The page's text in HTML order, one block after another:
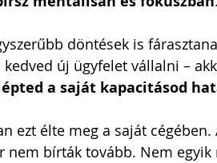
döntések is
új ügyfelet vállalni –
a saját kapacitásod
ezt élte meg a saját
nem bírták tovább. Nem